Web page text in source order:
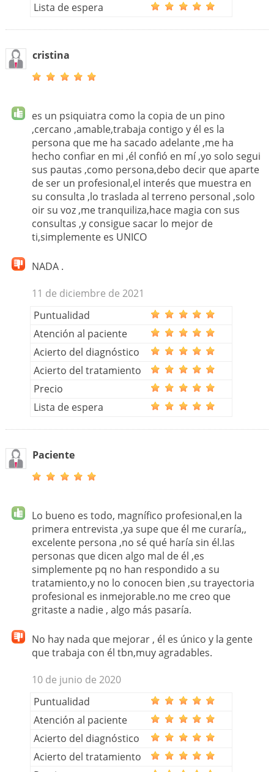
Lista de espera
cristina
es un psiquiatra como la copia de un pino
,cercano ,amable,trabaja contigo y él es la
persona que me ha sacado adelante ,me ha
hecho confiar en mi ,él confió en mí ,yo solo segui
sus pautas ,como persona,debo decir que aparte
de ser un profesional,el interés que muestra en
su consulta ,lo traslada al terreno personal ,solo
oir su voz ,me tranquiliza,hace magia con sus
consultas ,y consigue sacar lo mejor de
ti,simplemente es UNICO
NADA .
11 de diciembre de 2021
Puntualidad
Atención al paciente
Acierto del diagnóstico
Acierto del tratamiento
Precio
Lista de espera
Paciente
Lo bueno es todo, magnífico profesional,en la
primera entrevista ,ya supe que él me curaría,,
excelente persona ,no sé qué haría sin él.las
personas que dicen algo mal de él ,es
simplemente pq no han respondido a su
tratamiento,y no lo conocen bien ,su trayectoria
profesional es inmejorable.no me creo que
gritaste a nadie , algo más pasaría.
No hay nada que mejorar , él es único y la gente
que trabaja con él tbn,muy agradables.
10 de junio de 2020
Puntualidad
Atención al paciente
Acierto del diagnóstico
Acierto del tratamiento